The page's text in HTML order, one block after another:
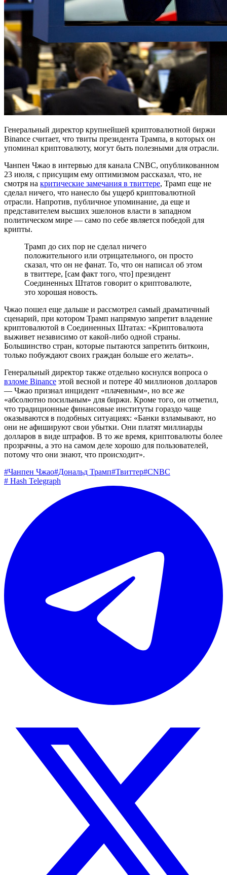
Генеральный директор крупнейшей криптовалютной биржи
Binance считает, что твиты президента Трампа, в которых он
упоминал криптовалюту, могут быть полезными для отрасли.
Чанпен Чжао в интервью для канала CNBC, опубликованном
23 июля, с присущим ему оптимизмом рассказал, что, не
смотря на критические замечания в твиттере, Трамп еще не
сделал ничего, что нанесло бы ущерб криптовалютной
отрасли. Напротив, публичное упоминание, да еще и
представителем высших эшелонов власти в западном
политическом мире — само по себе является победой для
крипты.
Трамп до сих пор не сделал ничего
положительного или отрицательного, он просто
сказал, что он не фанат. То, что он написал об этом
в твиттере, [сам факт того, что] президент
Соединенных Штатов говорит о криптовалюте,
это хорошая новость.
Чжао пошел еще дальше и рассмотрел самый драматичный
сценарий, при котором Трамп напрямую запретит владение
криптовалютой в Соединенных Штатах: «Криптовалюта
выживет независимо от какой-либо одной страны.
Большинство стран, которые пытаются запретить биткоин,
только побуждают своих граждан больше его желать».
Генеральный директор также отдельно коснулся вопроса о
взломе Binance этой весной и потере 40 миллионов долларов
— Чжао признал инцидент «плачевным», но все же
«абсолютно посильным» для биржи. Кроме того, он отметил,
что традиционные финансовые институты гораздо чаще
оказываются в подобных ситуациях: «Банки взламывают, но
они не афишируют свои убытки. Они платят миллиарды
долларов в виде штрафов. В то же время, криптовалюты более
прозрачны, а это на самом деле хорошо для пользователей,
потому что они знают, что происходит».
#Чанпен Чжао#Дональд Трамп#Твиттер#CNBC
# Hash Telegraph